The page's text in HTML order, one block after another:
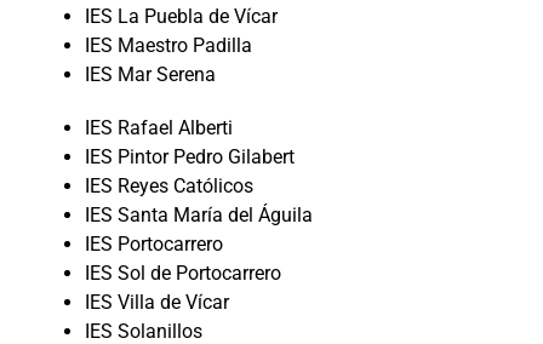
IES La Puebla de Vícar
IES Maestro Padilla
IES Mar Serena
IES Rafael Alberti
IES Pintor Pedro Gilabert
IES Reyes Católicos
IES Santa María del Águila
IES Portocarrero
IES Sol de Portocarrero
IES Villa de Vícar
IES Solanillos